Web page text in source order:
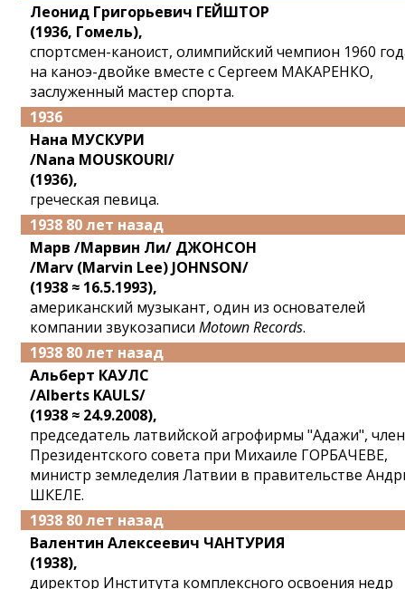
Леонид Григорьевич ГЕЙШТОР
(1936, Гомель),
спортсмен-каноист, олимпийский чемпион 1960
на каноэ-двойке вместе с Сергеем МАКАРЕНКО,
заслуженный мастер спорта.
1936
Нана МУСКУРИ
/Nana MOUSKOURI/
(1936),
греческая певица.
1938 80 лет назад
Марв /Марвин Ли/ ДЖОНСОН
/Marv (Marvin Lee) JOHNSON/
(1938 ≈ 16.5.1993),
американский музыкант, один из основателей
компании звукозаписи Motown Records.
1938 80 лет назад
Альберт КАУЛС
/Alberts KAULS/
(1938 ≈ 24.9.2008),
председатель латвийской агрофирмы "Адажи", член
Президентского совета при Михаиле ГОРБАЧЕВЕ,
министр земледелия Латвии в правительстве
ШКЕЛЕ.
1938 80 лет назад
Валентин Алексеевич ЧАНТУРИЯ
(1938),
директор Института комплексного освоения недр